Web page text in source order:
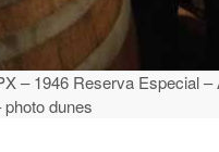
– 1946 Reserva Especial –
dunes